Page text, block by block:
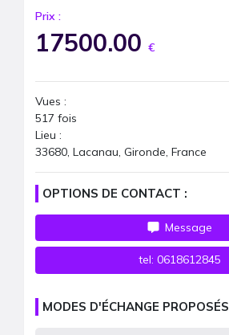
Prix :
17500.00 €
Vues :
517 fois
Lieu :
33680, Lacanau, Gironde, France
OPTIONS DE CONTACT :
Message
tel: 0618612845
MODES D'ÉCHANGE PROPOSÉS